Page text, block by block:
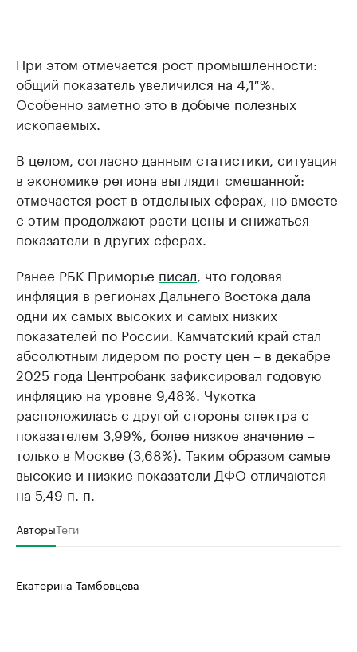
При этом отмечается рост промышленности:
общий показатель увеличился на 4,1 %.
Особенно заметно это в добыче полезных
ископаемых.
В целом, согласно данным статистики, ситуация
в экономике региона выглядит смешанной:
отмечается рост в отдельных сферах, но вместе
с этим продолжают расти цены и снижаться
показатели в других сферах.
Ранее РБК Приморье писал , что годовая
инфляция в регионах Дальнего Востока дала
одни их самых высоких и самых низких
показателей по России. Камчатский край стал
абсолютным лидером по росту цен – в декабре
2025 года Центробанк зафиксировал годовую
инфляцию на уровне 9,48%. Чукотка
расположилась с другой стороны спектра с
показателем 3,99%, более низкое значение –
только в Москве (3,68%). Таким образом самые
высокие и низкие показатели ДФО отличаются
на 5,49 п. п.
АвторыТеги
Екатерина Тамбовцева